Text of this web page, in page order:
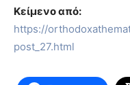
Κείμενο από:
https://
post_27.html